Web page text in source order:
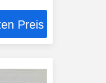
Preis